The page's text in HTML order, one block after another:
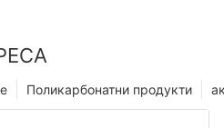
Поликарбонатни продукти